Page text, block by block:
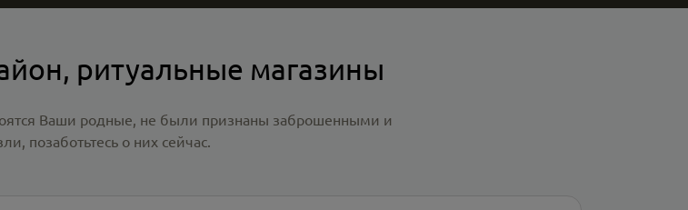
ритуальные магазины
Ваши родные, не были признаны заброшенными и
позаботьтесь о них сейчас.